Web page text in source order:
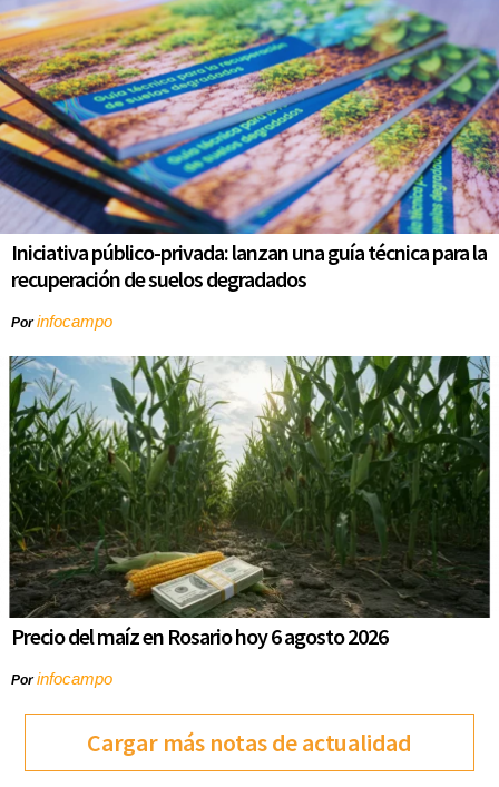
Iniciativa público-privada: lanzan una guía técnica para la
recuperación de suelos degradados
Porinfocampo
Precio del maíz en Rosario hoy 6 agosto 2026
Porinfocampo
Cargar más notas de actualidad